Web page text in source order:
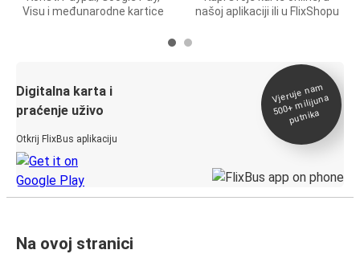
Visu i međunarodne kartice
našoj aplikaciji ili u FlixShopu
Digitalna karta i
praćenje uživo
Otkrij FlixBus aplikaciju
Vjeruje na
m
500+
milijuna
putnika
Na ovoj stranici